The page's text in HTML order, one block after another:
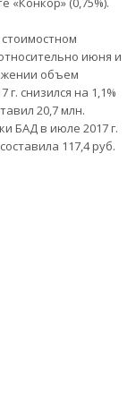
июня и
объем
снизился на 1,1%
20,7 млн.
БАД в июле 2017 г.
117,4 руб.